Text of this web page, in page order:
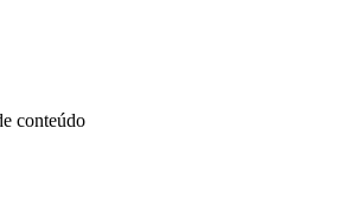
conteúdo